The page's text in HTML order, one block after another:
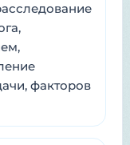
факторов